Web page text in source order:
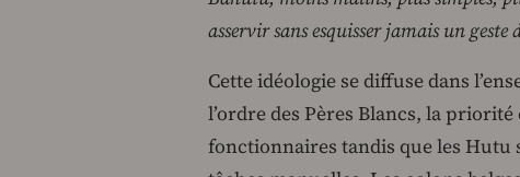
asservir sans esquisser jamais un geste
Cette idéologie se diffuse dans
l’ordre des Pères Blancs, la
fonctionnaires tandis que les Hutu